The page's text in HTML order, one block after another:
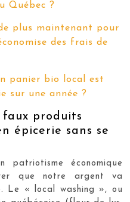
Québec ?
plus maintenant pour
des frais de
panier bio local est
sur une année ?
produits
épicerie sans se
économique
que notre argent va
Le « local washing », ou